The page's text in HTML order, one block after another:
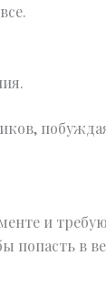
и
попасть в